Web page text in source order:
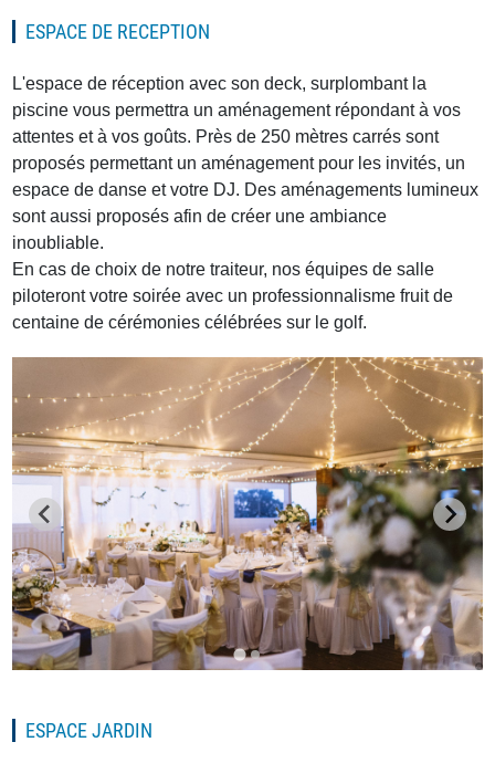
ESPACE DE RECEPTION
L'espace de réception avec son deck, surplombant la
piscine vous permettra un aménagement répondant à vos
attentes et à vos goûts. Près de 250 mètres carrés sont
proposés permettant un aménagement pour les invités, un
espace de danse et votre DJ. Des aménagements lumineux
sont aussi proposés afin de créer une ambiance
inoubliable.
En cas de choix de notre traiteur, nos équipes de salle
piloteront votre soirée avec un professionnalisme fruit de
centaine de cérémonies célébrées sur le golf.
ESPACE JARDIN